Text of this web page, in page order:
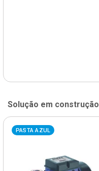
Solução em construção
PASTA AZUL